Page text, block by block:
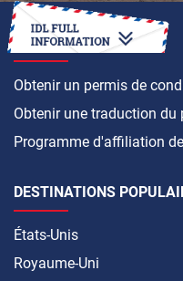
COMMENT FAIRE
Obtenir un permis de
Obtenir une traduction du
Programme d'affiliation
DESTINATIONS
États-Unis
Royaume-Uni